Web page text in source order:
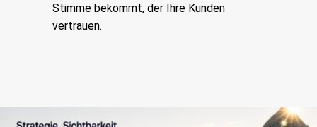
Stimme bekommt, der Ihre Kunden
vertrauen.